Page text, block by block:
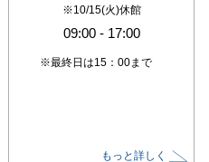
※10/15(火)休館
09:00- 17:00
※最終日は15：00まで
もっと詳しく